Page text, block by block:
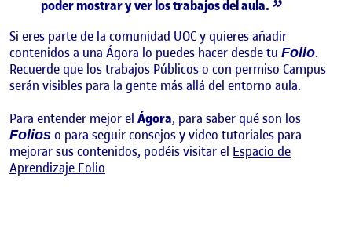
poder mostrar y ver los trabajos del aula.
Si eres parte de la comunidad UOC y quieres añadir
contenidos a una Ágora lo puedes hacer desde tu Folio.
Recuerde que los trabajos Públicos o con permiso Campus
serán visibles para la gente más allá del entorno aula.
Para entender mejor el Ágora, para saber qué son los
Folios o para seguir consejos y video tutoriales para
mejorar sus contenidos, podéis visitar el Espacio de
Aprendizaje Folio